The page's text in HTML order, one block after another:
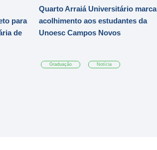
para
de
Quarto Arraiá Universitário marca
acolhimento aos estudantes da
Unoesc Campos Novos
Graduação Notícia